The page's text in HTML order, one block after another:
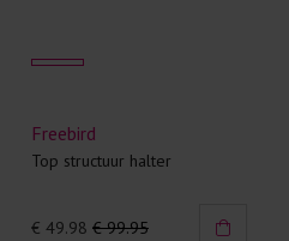
Freebird
Top structuur halter
€ 49.98 € 99.95